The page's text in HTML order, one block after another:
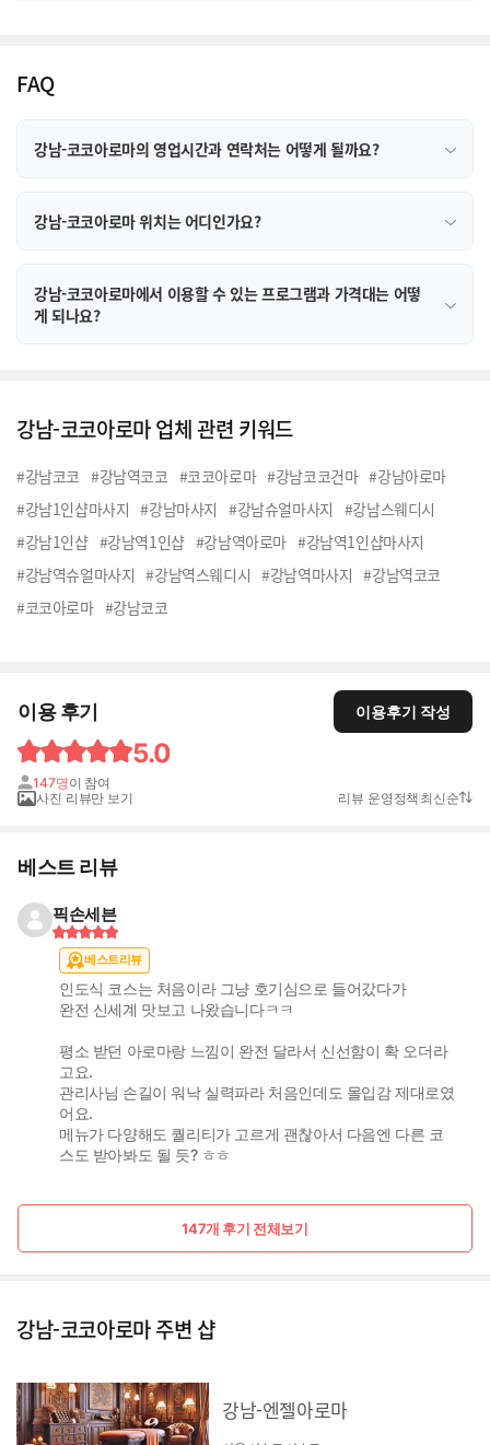
FAQ
강남-코코아로마의 영업시간과 연락처는 어떻게 될까요?
강남-코코아로마 위치는 어디인가요?
강남-코코아로마에서 이용할 수 있는 프로그램과 가격대는 어떻
게 되나요?
강남-코코아로마 업체 관련 키워드
#강남코코 #강남역코코 #코코아로마 #강남코코건마 #강남아로마
#강남1인샵마사지 #강남마사지 #강남슈얼마사지 #강남스웨디시
#강남1인샵 #강남역1인샵 #강남역아로마 #강남역1인샵마사지
#강남역슈얼마사지 #강남역스웨디시 #강남역마사지 #강남역코코
#코코아로마 #강남코코
이용 후기 이용후기 작성
5.0
147명 이 참여
사진 리뷰만 보기
리뷰 운영정책 최신순
베스트 리뷰
픽손세븐
베스트리뷰
인도식 코스는 처음이라 그냥 호기심으로 들어갔다가
완전 신세계 맛보고 나왔습니다ㅋㅋ
평소 받던 아로마랑 느낌이 완전 달라서 신선함이 확 오더라
고요.
관리사님 손길이 워낙 실력파라 처음인데도 몰입감 제대로였
어요.
메뉴가 다양해도 퀄리티가 고르게 괜찮아서 다음엔 다른 코
스도 받아봐도 될 듯? ㅎㅎ
147개 후기 전체보기
강남-코코아로마 주변 샵
강남-엔젤아로마